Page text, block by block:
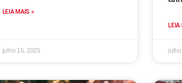
LEIA MAIS »
julho 15, 2025
LEIA